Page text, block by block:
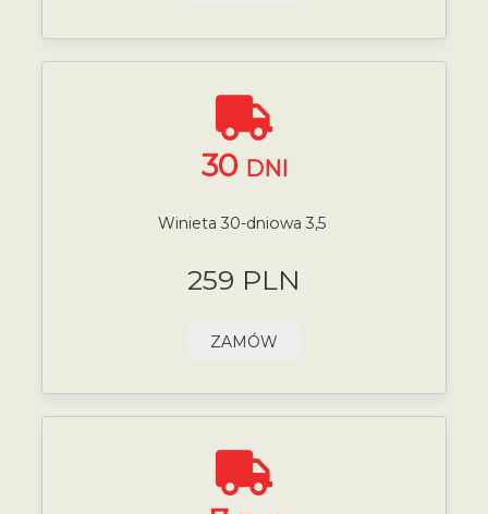
30 DNI
Winieta 30-dniowa 3,5
259 PLN
ZAMÓW